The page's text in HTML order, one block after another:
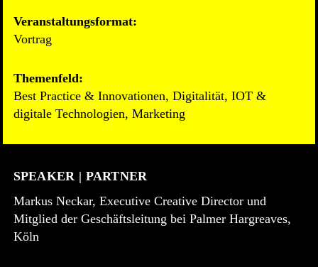
Veranstaltungsformat:
Vortrag
Themenfeld:
Best Practice & Innovationen, Digitalität, IOT &
digitale Technologien, Marketing
SPEAKER | PARTNER
Markus Neckar, Executive Creative Director und
Mitglied der Geschäftsleitung bei Palmer Hargreaves,
Köln